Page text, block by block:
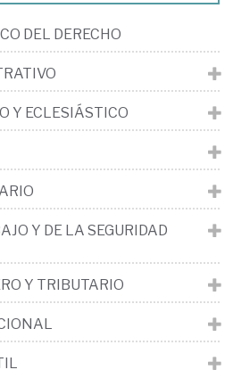
DEL DERECHO
Y ECLESIÁSTICO
Y DE LA SEGURIDAD
Y TRIBUTARIO